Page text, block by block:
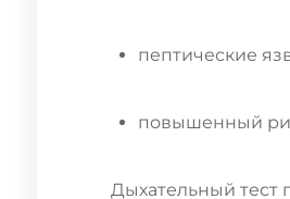
пептические
повышенный
Дыхательный тест